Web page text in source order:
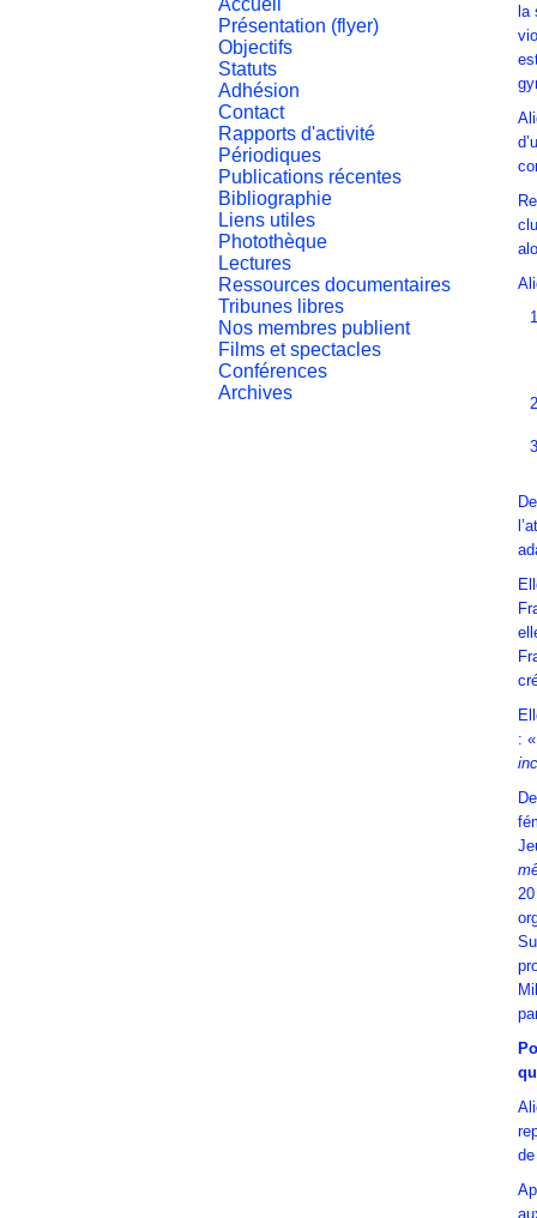
Accueil
Présentation (flyer)
Objectifs
Statuts
Adhésion
Contact
Rapports d'activité
Périodiques
Publications récentes
Bibliographie
Liens utiles
Photothèque
Lectures
Ressources documentaires
Tribunes libres
Nos membres publient
Films et spectacles
Conférences
Archives
la
: «